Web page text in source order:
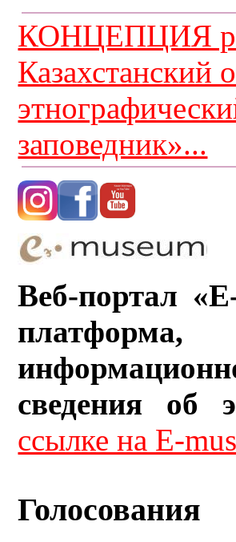
КОНЦЕПЦИЯ
Казахстанский
заповедник»...
Веб-портал
сведения об
ссылке на E-
Голосования